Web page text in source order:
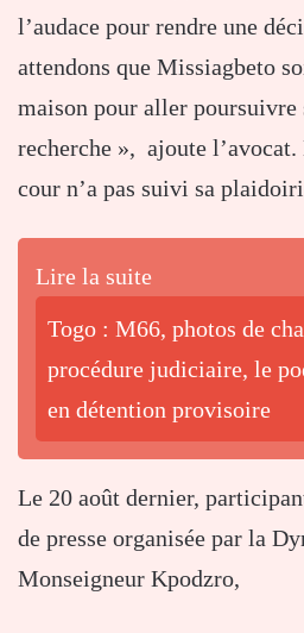
l’audace pour rendre une
attendons que Missiagbeto
maison pour aller poursuivre
recherche », ajoute
cour n’a pas suivi sa
Lire la suite
Togo : M66, photos de
procédure judiciaire, le
en détention provisoire
Le 20 août dernier,
de presse organisée par la
Monseigneur Kpodzro,